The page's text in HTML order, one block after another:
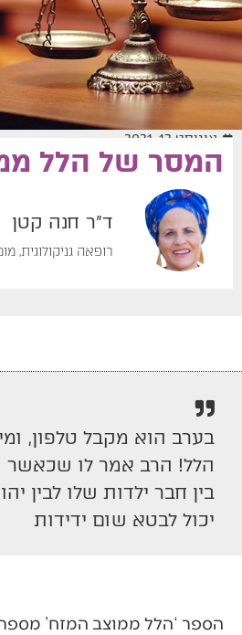
אוגוסט 12, 2021
המסר של הלל
ד"ר חנה קטן
רופאה גניקולוגית,
בערב הוא מקבל טלפון,
הלל! הרב אמר לו שכאשר
בין חבר ילדות שלו לבין
יכול לבטא שום ידידות
הספר ‘הלל ממוצב המזח’